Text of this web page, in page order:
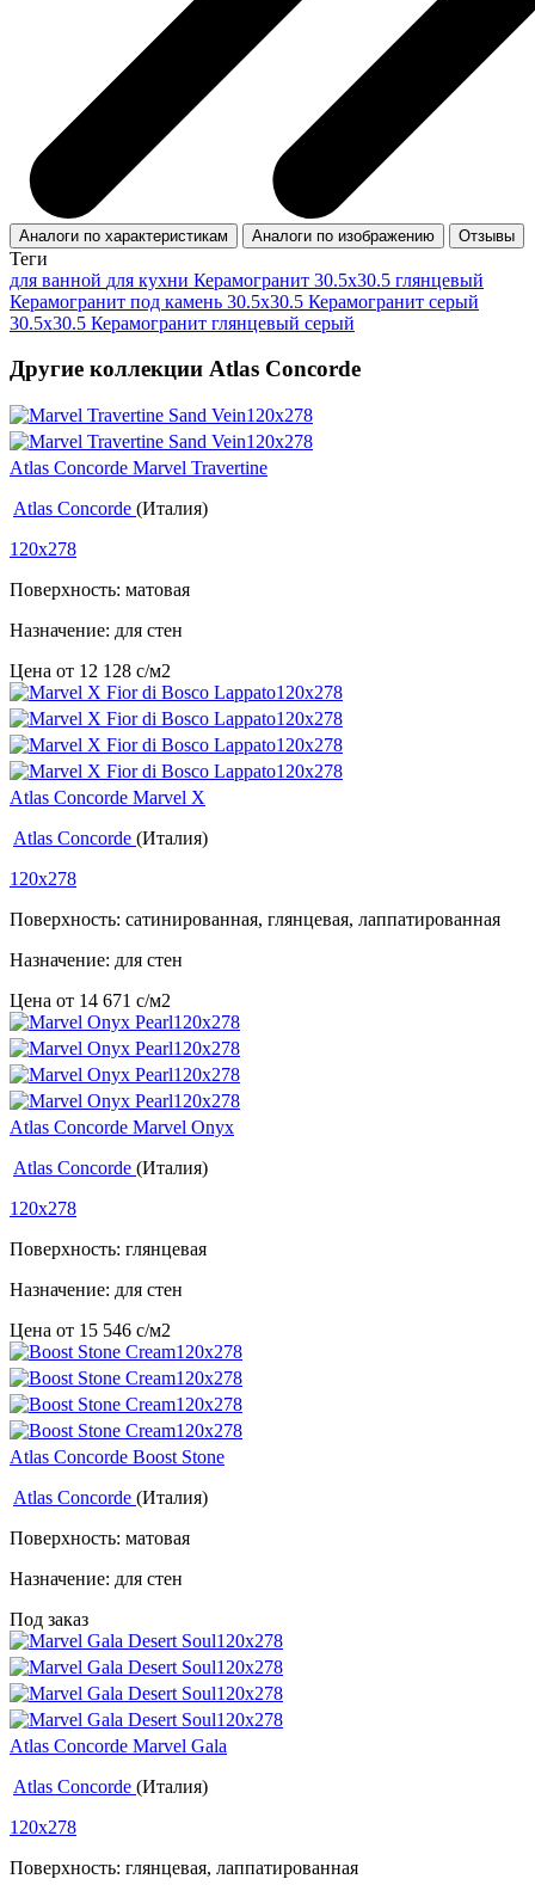
Аналоги по характеристикам Аналоги по изображению Отзывы
Теги
для ванной для кухни Керамогранит 30.5x30.5 глянцевый
Керамогранит под камень 30.5x30.5 Керамогранит серый
30.5x30.5 Керамогранит глянцевый серый
Другие коллекции Atlas Concorde
Atlas Concorde Marvel Travertine
Atlas Concorde (Италия)
120x278
Поверхность: матовая
Назначение: для стен
Цена от 12 128 c/м2
Atlas Concorde Marvel X
Atlas Concorde (Италия)
120x278
Поверхность: сатинированная, глянцевая, лаппатированная
Назначение: для стен
Цена от 14 671 c/м2
Atlas Concorde Marvel Onyx
Atlas Concorde (Италия)
120x278
Поверхность: глянцевая
Назначение: для стен
Цена от 15 546 c/м2
Atlas Concorde Boost Stone
Atlas Concorde (Италия)
Поверхность: матовая
Назначение: для стен
Под заказ
Atlas Concorde Marvel Gala
Atlas Concorde (Италия)
120x278
Поверхность: глянцевая, лаппатированная